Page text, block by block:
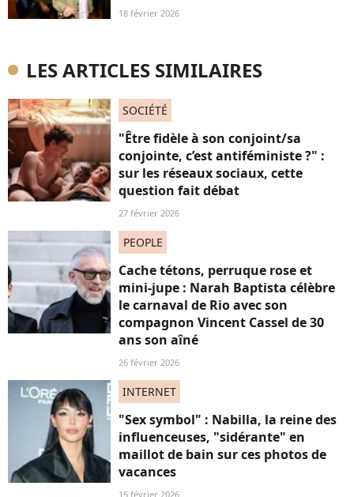
18 février 2026
LES ARTICLES SIMILAIRES
SOCIÉTÉ
"Être fidèle à son conjoint/sa
conjointe, c’est antiféministe ?" :
sur les réseaux sociaux, cette
question fait débat
27 février 2026
PEOPLE
Cache tétons, perruque rose et
mini-jupe : Narah Baptista célèbre
le carnaval de Rio avec son
compagnon Vincent Cassel de 30
ans son aîné
26 février 2026
INTERNET
"Sex symbol" : Nabilla, la reine des
influenceuses, "sidérante" en
maillot de bain sur ces photos de
vacances
15 février 2026